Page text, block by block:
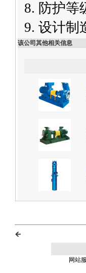
8. 防护等
9. 设计制
该公司其他相关信息
网站